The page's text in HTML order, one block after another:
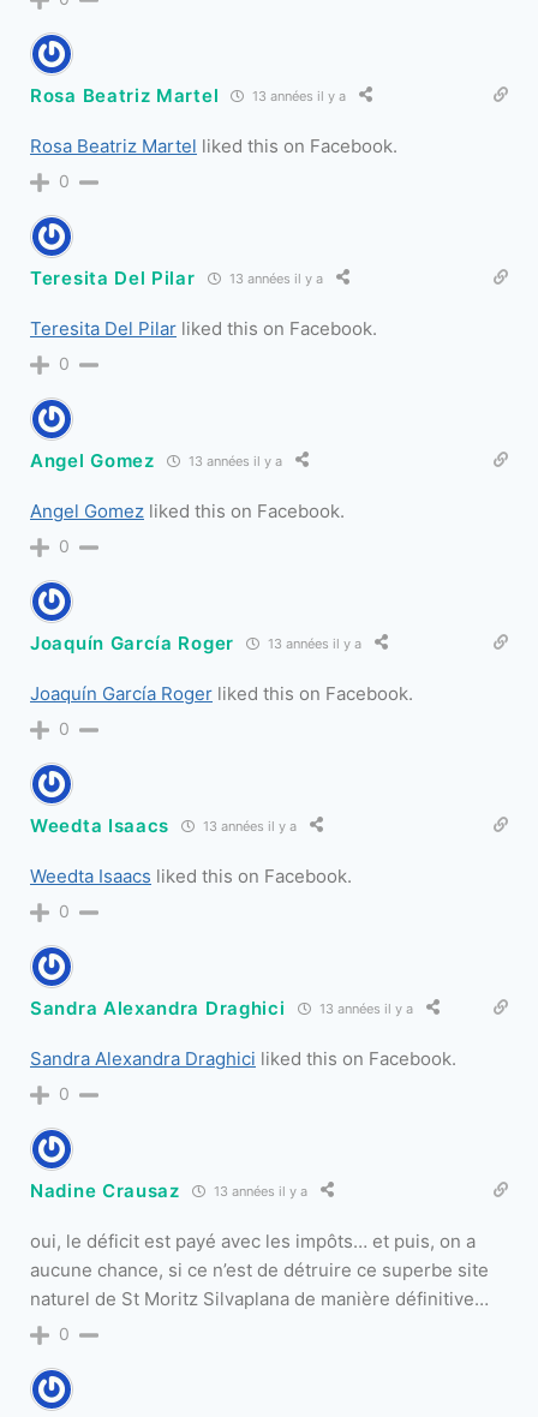
Rosa Beatriz Martel 13 années il y a
Rosa Beatriz Martel liked this on Facebook.
0
Teresita Del Pilar 13 années il y a
Teresita Del Pilar liked this on Facebook.
0
Angel Gomez 13 années il y a
Angel Gomez liked this on Facebook.
0
Joaquín García Roger 13 années il y a
Joaquín García Roger liked this on Facebook.
0
Weedta Isaacs 13 années il y a
Weedta Isaacs liked this on Facebook.
0
Sandra Alexandra Draghici 13 années il y a
Sandra Alexandra Draghici liked this on Facebook.
0
Nadine Crausaz 13 années il y a
oui, le déficit est payé avec les impôts… et puis, on a
aucune chance, si ce n’est de détruire ce superbe site
naturel de St Moritz Silvaplana de manière définitive…
0